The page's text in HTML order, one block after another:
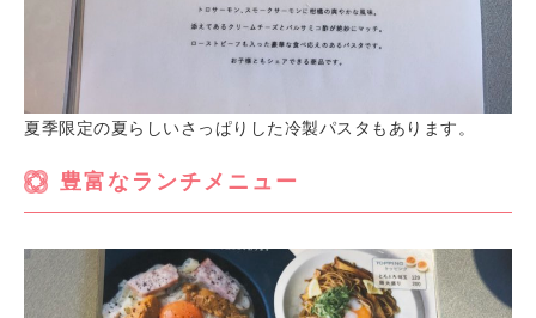
夏季限定の夏らしいさっぱりした冷製パスタもあります。
豊富なランチメニュー